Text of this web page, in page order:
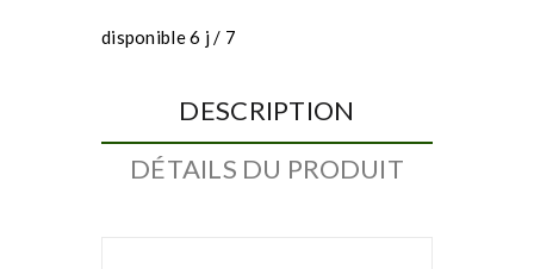
disponible 6 j / 7
DESCRIPTION
DÉTAILS DU PRODUIT